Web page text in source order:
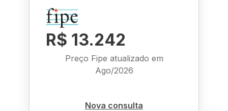
R$ 13.242
Preço Fipe atualizado em
Ago/2026
Nova consulta